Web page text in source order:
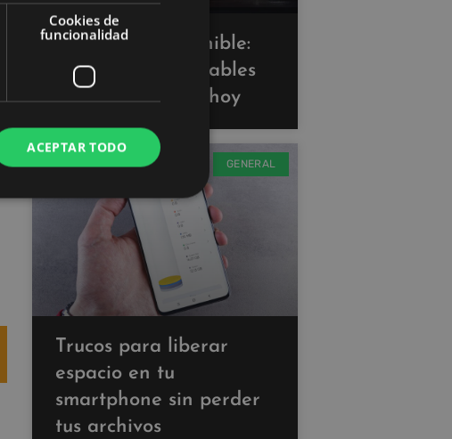
Tecnología sostenible:
gadgets ecoamigables
que puedes usar hoy
GENERAL
Trucos para liberar
espacio en tu
smartphone sin perder
tus archivos
Cookies de
funcionalidad
ACEPTAR TODO